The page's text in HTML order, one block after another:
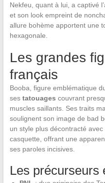
Nekfeu, quant à lui, a captivé
et son look empreint de
allure bohème apportent une
hexagonale.
Les grandes
français
Booba, figure emblématique
ses tatouages couvrant
muscles saillants. Ses traits
soulignent son image de bad
un style plus décontracté
casquette, offrant une
ses paroles incisives.
Les précurseurs